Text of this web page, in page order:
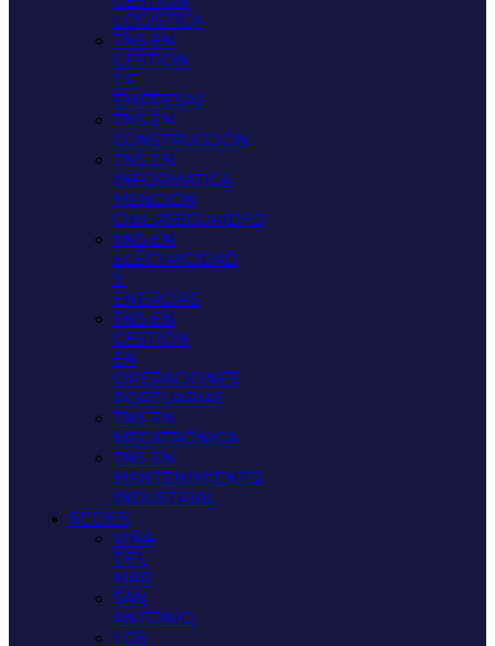
LOGÍSTICA
TNS EN
GESTIÓN
DE
EMPRESAS
TNS EN
CONSTRUCCIÓN
TNS EN
INFORMATICA
MENCIÓN
CIBERSEGURIDAD
TNS EN
ELECTRICIDAD
Y
ENERGÍAS
TNS EN
GESTIÓN
EN
OPERACIONES
PORTUARIAS
TNS EN
MECATRÓNICA
TNS EN
MANTENIMIENTO
INDUSTRIAL
SEDES
VIÑA
DEL
MAR
SAN
ANTONIO
LOS